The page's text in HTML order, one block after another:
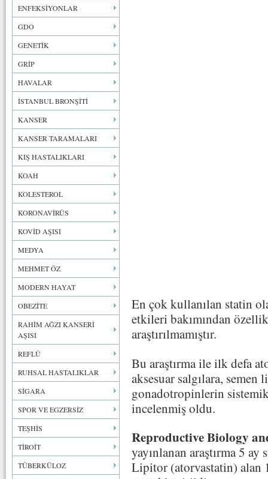
ENFEKSİYONLAR
GDO
GENETİK
GRİP
HAVALAR
İSTANBUL BRONŞİTİ
KANSER
KANSER TARAMALARI
KIŞ HASTALIKLARI
KOAH
KOLESTEROL
KORONAVİRÜS
KOVİD AŞISI
MEDYA
MEHMET ÖZ
MODERN HAYAT
OBEZİTE
RAHİM AĞZI KANSERİ
AŞISI
REFLÜ
RUHSAL HASTALIKLAR
SİGARA
SPOR VE EGZERSİZ
TEŞHİS
TİROİT
TÜBERKÜLOZ
En çok kullanılan statin
etkileri bakımından
araştırılmamıştır.
Bu araştırma ile ilk defa
aksesuar salgılara,
gonadotropinlerin
incelenmiş oldu.
Reproductive Biology
yayınlanan araştırma 5
Lipitor (atorvastatin) alan